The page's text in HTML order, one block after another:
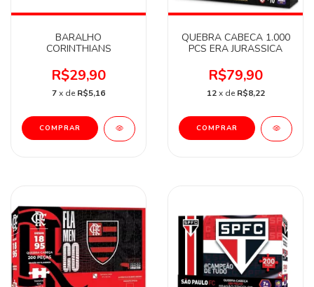
BARALHO
CORINTHIANS
R$29,90
7x de R$5,16
QUEBRA CABECA 1.000
PCS ERA JURASSICA
R$79,90
12 x de R$8,22